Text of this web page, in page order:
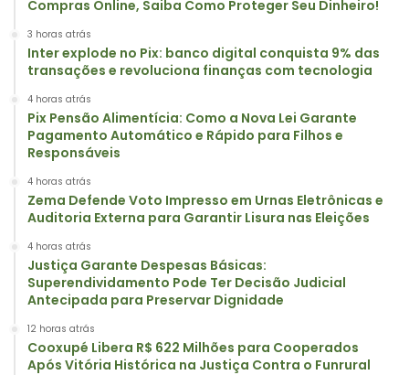
Compras Online, Saiba Como Proteger Seu Dinheiro!
3 horas atrás
Inter explode no Pix: banco digital conquista 9% das
transações e revoluciona finanças com tecnologia
4 horas atrás
Pix Pensão Alimentícia: Como a Nova Lei Garante
Pagamento Automático e Rápido para Filhos e
Responsáveis
4 horas atrás
Zema Defende Voto Impresso em Urnas Eletrônicas e
Auditoria Externa para Garantir Lisura nas Eleições
4 horas atrás
Justiça Garante Despesas Básicas:
Superendividamento Pode Ter Decisão Judicial
Antecipada para Preservar Dignidade
12 horas atrás
Cooxupé Libera R$ 622 Milhões para Cooperados
Após Vitória Histórica na Justiça Contra o Funrural